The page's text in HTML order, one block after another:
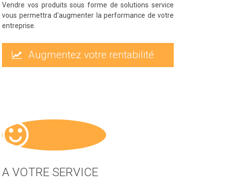
Vendre vos produits sous forme de solutions service
vous permettra d'augmenter la performance de votre
entreprise.
Augmentez votre rentabilité
A VOTRE SERVICE